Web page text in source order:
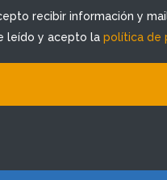
recibir información y
leído y acepto la política de